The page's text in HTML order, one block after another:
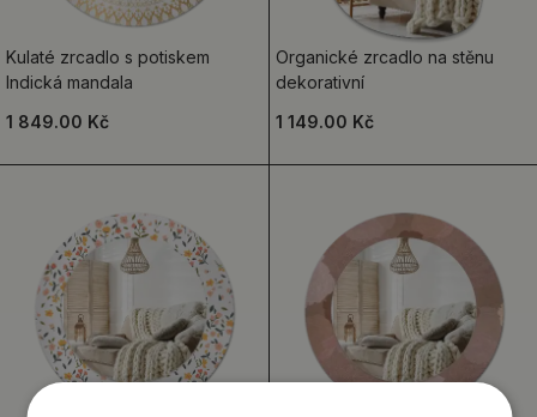
Kulaté zrcadlo s potiskem
Indická mandala
1 849.00 Kč
Organické zrcadlo na stěnu
dekorativní
1 149.00 Kč